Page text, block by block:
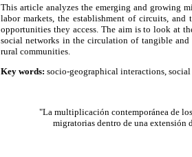
This article analyzes the emerging and growing
labor markets, the establishment of circuits,
opportunities they access. The aim is to look at
social networks in the circulation of tangible
rural communities.
Key words: socio-geographical interactions,
"La multiplicación contemporánea de
migratorias dentro de una extensión